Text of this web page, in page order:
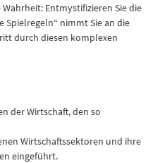
Wahrheit: Entmystifizieren Sie die
Spielregeln“ nimmt Sie an die
durch diesen komplexen
der Wirtschaft, den so
Wirtschaftssektoren und ihre
eingeführt.